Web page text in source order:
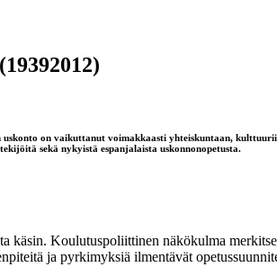
on vaikuttanut voimakkaasti yhteiskuntaan,
sekä nykyistä espanjalaista uskonnonopetusta.
käsin. Koulutuspoliittinen näkökulma
ja pyrkimyksiä ilmentävät